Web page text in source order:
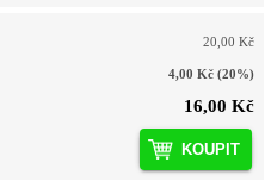
20,00 Kč
4,00 Kč (20%)
16,00 Kč
KOUPIT